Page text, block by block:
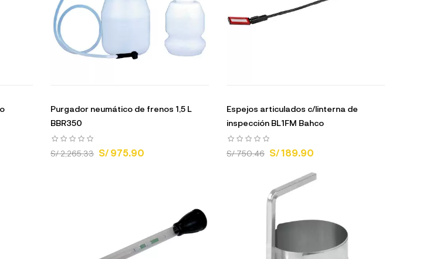
Purgador neumático de frenos 1,5 L
BBR350
S/ 2,265.33 S/ 975.90
Espejos articulados c/linterna de
inspección BL1FM Bahco
S/ 750.46 S/ 189.90